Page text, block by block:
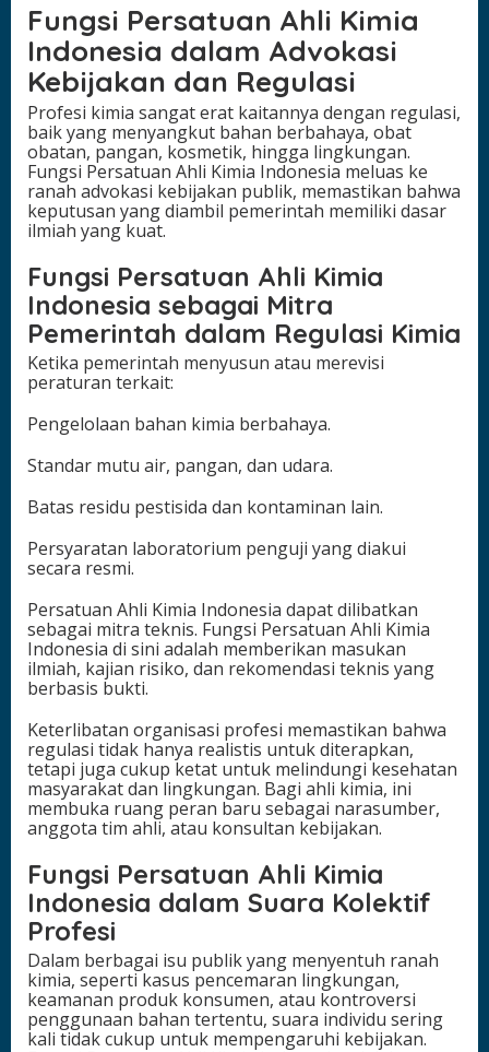
Fungsi Persatuan Ahli Kimia
Indonesia dalam Advokasi
Kebijakan dan Regulasi
Profesi kimia sangat erat kaitannya dengan regulasi,
baik yang menyangkut bahan berbahaya, obat
obatan, pangan, kosmetik, hingga lingkungan.
Fungsi Persatuan Ahli Kimia Indonesia meluas ke
ranah advokasi kebijakan publik, memastikan bahwa
keputusan yang diambil pemerintah memiliki dasar
ilmiah yang kuat.
Fungsi Persatuan Ahli Kimia
Indonesia sebagai Mitra
Pemerintah dalam Regulasi Kimia
Ketika pemerintah menyusun atau merevisi
peraturan terkait:
Pengelolaan bahan kimia berbahaya.
Standar mutu air, pangan, dan udara.
Batas residu pestisida dan kontaminan lain.
Persyaratan laboratorium penguji yang diakui
secara resmi.
Persatuan Ahli Kimia Indonesia dapat dilibatkan
sebagai mitra teknis. Fungsi Persatuan Ahli Kimia
Indonesia di sini adalah memberikan masukan
ilmiah, kajian risiko, dan rekomendasi teknis yang
berbasis bukti.
Keterlibatan organisasi profesi memastikan bahwa
regulasi tidak hanya realistis untuk diterapkan,
tetapi juga cukup ketat untuk melindungi kesehatan
masyarakat dan lingkungan. Bagi ahli kimia, ini
membuka ruang peran baru sebagai narasumber,
anggota tim ahli, atau konsultan kebijakan.
Fungsi Persatuan Ahli Kimia
Indonesia dalam Suara Kolektif
Profesi
Dalam berbagai isu publik yang menyentuh ranah
kimia, seperti kasus pencemaran lingkungan,
keamanan produk konsumen, atau kontroversi
penggunaan bahan tertentu, suara individu sering
kali tidak cukup untuk mempengaruhi kebijakan.